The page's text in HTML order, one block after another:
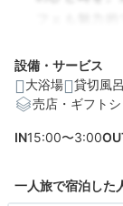
フェも魅力
きますよ。
設備・サービス
大浴場
貸切風呂
売店・ギフト
IN15:00〜3:00
一人旅で宿泊した